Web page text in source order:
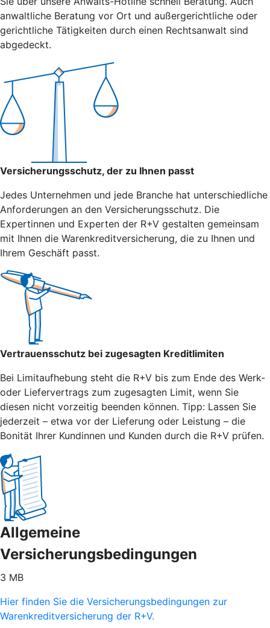
anwaltliche Beratung vor Ort und außergerichtliche oder
gerichtliche Tätigkeiten durch einen Rechtsanwalt sind
abgedeckt.
Versicherungsschutz, der zu Ihnen passt
Jedes Unternehmen und jede Branche hat unterschiedliche
Anforderungen an den Versicherungsschutz. Die
Expertinnen und Experten der R+V gestalten gemeinsam
mit Ihnen die Warenkreditversicherung, die zu Ihnen und
Ihrem Geschäft passt.
Vertrauensschutz bei zugesagten Kreditlimiten
Bei Limitaufhebung steht die R+V bis zum Ende des Werk-
oder Liefervertrags zum zugesagten Limit, wenn Sie
diesen nicht vorzeitig beenden können. Tipp: Lassen Sie
jederzeit – etwa vor der Lieferung oder Leistung – die
Bonität Ihrer Kundinnen und Kunden durch die R+V prüfen.
Allgemeine
Versicherungsbedingungen
3 MB
Hier finden Sie die Versicherungsbedingungen zur
Warenkreditversicherung der R+V.